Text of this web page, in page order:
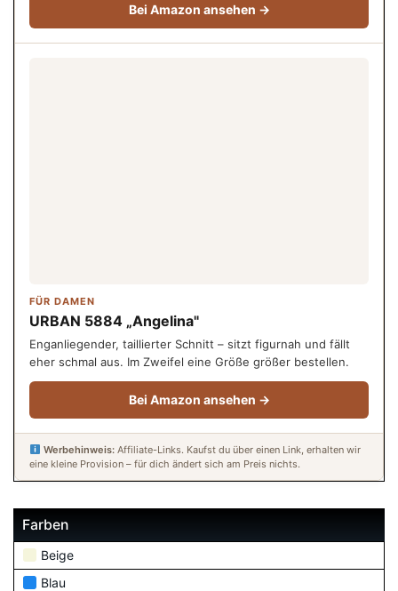
Bei Amazon ansehen →
FÜR DAMEN
URBAN 5884 „Angelina"
Enganliegender, taillierter Schnitt – sitzt figurnah und fällt
eher schmal aus. Im Zweifel eine Größe größer bestellen.
Bei Amazon ansehen →
Werbehinweis:Affiliate-Links. Kaufst du über einen Link, erhalten wir
eine kleine Provision – für dich ändert sich am Preis nichts.
Farben
Beige
Blau